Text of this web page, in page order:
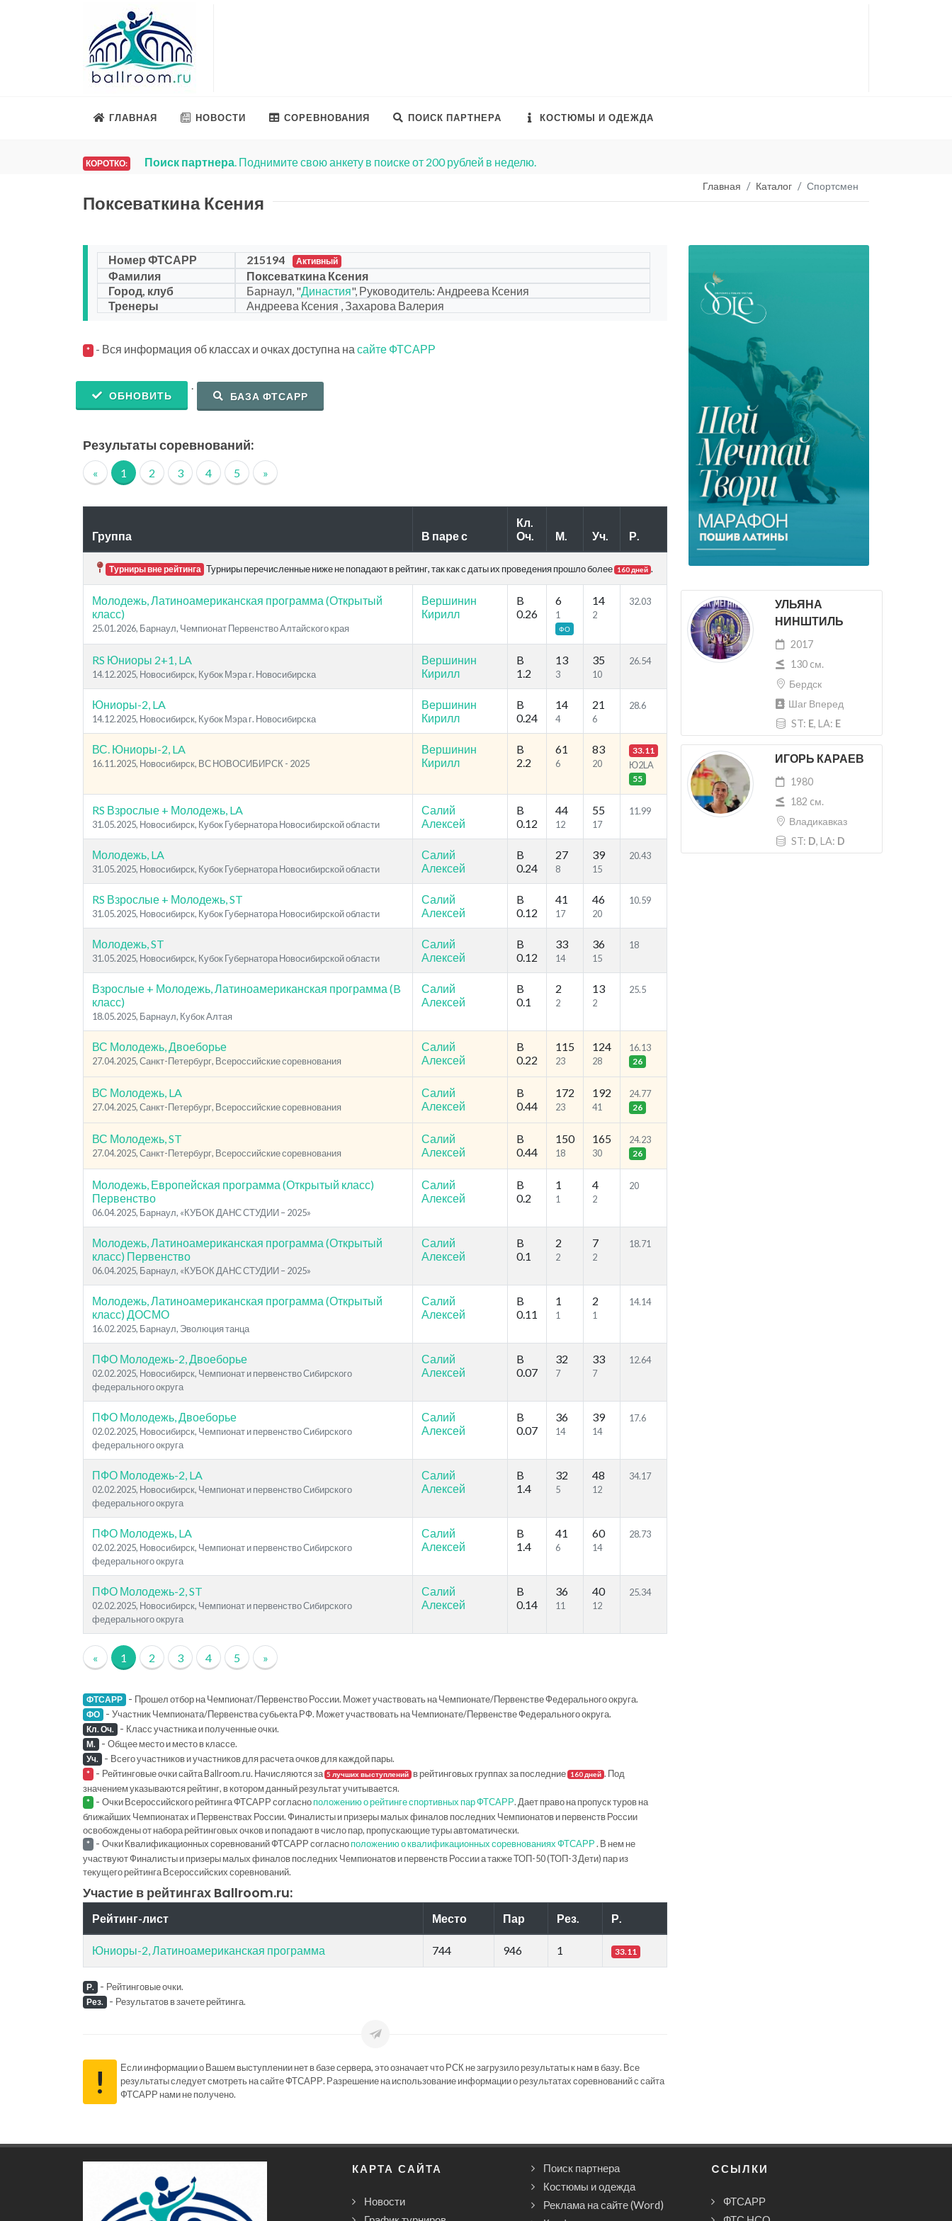
ГЛАВНАЯ НОВОСТИ СОРЕВНОВАНИЯ ПОИСК ПАРТНЕРА КОСТЮМЫ И ОДЕЖДА
КОРОТКО: Поиск партнера. Поднимите свою анкету в поиске от 200 рублей в неделю.
Главная Каталог Спортсмен
Поксеваткина Ксения
УЛЬЯНА
НИНШТИЛЬ
2017
130 cм.
Бердск
Шаг Вперед
ST: E, LA: E
ИГОРЬ КАРАЕВ
1980
182 cм.
Владикавказ
ST: D, LA: D
Номер ФТСАРР 215194 Активный
Фамилия
Поксеваткина Ксения
Город, клуб
Барнаул, "Династия", Руководитель: Андреева Ксения
Тренеры
Андреева Ксения , Захарова Валерия
* - Вся информация об классах и очках доступна на сайте ФТСАРР
ОБНОВИТЬ
.
БАЗА ФТСАРР
Результаты соревнований:
« 1 2 3 4 5 »
Группа В паре с
Кл.
Оч.
М. Уч. Р.
Турниры вне рейтинга Турниры перечисленные ниже не попадают в рейтинг, так как с даты их проведения прошло более 160 дней .
Молодежь, Латиноамериканская программа (Открытый
класс)
25.01.2026, Барнаул, Чемпионат Первенство Алтайского края
Вершинин
Кирилл
B
0.26
6
1
ФО
14
2
32.03
RS Юниоры 2+1, LA
14.12.2025, Новосибирск, Кубок Мэра г. Новосибирска
Вершинин
Кирилл
B
1.2
13
3
35
10
26.54
Юниоры-2, LA
14.12.2025, Новосибирск, Кубок Мэра г. Новосибирска
Вершинин
Кирилл
B
0.24
14
4
21
6
28.6
ВС. Юниоры-2, LA
16.11.2025, Новосибирск, ВС НОВОСИБИРСК - 2025
Вершинин
Кирилл
B
2.2
61
6
83
20
33.11
Ю2LA
55
RS Взрослые + Молодежь, LA
31.05.2025, Новосибирск, Кубок Губернатора Новосибирской области
Салий
Алексей
B
0.12
44
12
55
17
11.99
Молодежь, LA
31.05.2025, Новосибирск, Кубок Губернатора Новосибирской области
Салий
Алексей
B
0.24
27
8
39
15
20.43
RS Взрослые + Молодежь, ST
31.05.2025, Новосибирск, Кубок Губернатора Новосибирской области
Салий
Алексей
B
0.12
41
17
46
20
10.59
Молодежь, ST
31.05.2025, Новосибирск, Кубок Губернатора Новосибирской области
Салий
Алексей
B
0.12
33
14
36
15
18
Взрослые + Молодежь, Латиноамериканская программа (B
класс)
18.05.2025, Барнаул, Кубок Алтая
Салий
Алексей
B
0.1
2
2
13
2
25.5
ВС Молодежь, Двоеборье
27.04.2025, Санкт-Петербург, Всероссийские соревнования
Салий
Алексей
B
0.22
115
23
124
28
16.13
26
ВС Молодежь, LA
27.04.2025, Санкт-Петербург, Всероссийские соревнования
Салий
Алексей
B
0.44
172
23
192
41
24.77
26
ВС Молодежь, ST
27.04.2025, Санкт-Петербург, Всероссийские соревнования
Салий
Алексей
B
0.44
150
18
165
30
24.23
26
Молодежь, Европейская программа (Открытый класс)
Первенство
06.04.2025, Барнаул, «КУБОК ДАНС СТУДИИ – 2025»
Салий
Алексей
B
0.2
1
1
4
2
20
Молодежь, Латиноамериканская программа (Открытый
класс) Первенство
06.04.2025, Барнаул, «КУБОК ДАНС СТУДИИ – 2025»
Салий
Алексей
B
0.1
2
2
7
2
18.71
Молодежь, Латиноамериканская программа (Открытый
класс) ДОСМО
16.02.2025, Барнаул, Эволюция танца
Салий
Алексей
B
0.11
1
1
2
1
14.14
ПФО Молодежь-2, Двоеборье
02.02.2025, Новосибирск, Чемпионат и первенство Сибирского
федерального округа
Салий
Алексей
B
0.07
32
7
33
7
12.64
ПФО Молодежь, Двоеборье
02.02.2025, Новосибирск, Чемпионат и первенство Сибирского
федерального округа
Салий
Алексей
B
0.07
36
14
39
14
17.6
ПФО Молодежь-2, LA
02.02.2025, Новосибирск, Чемпионат и первенство Сибирского
федерального округа
Салий
Алексей
B
1.4
32
5
48
12
34.17
ПФО Молодежь, LA
02.02.2025, Новосибирск, Чемпионат и первенство Сибирского
федерального округа
Салий
Алексей
B
1.4
41
6
60
14
28.73
ПФО Молодежь-2, ST
02.02.2025, Новосибирск, Чемпионат и первенство Сибирского
федерального округа
Салий
Алексей
B
0.14
36
11
40
12
25.34
« 1 2 3 4 5 »
ФТСАРР - Прошел отбор на Чемпионат/Первенство России. Может участвовать на Чемпионате/Первенстве Федерального округа.
ФО - Участник Чемпионата/Первенства субьекта РФ. Может участвовать на Чемпионате/Первенстве Федерального округа.
Кл. Оч. - Класс участника и полученные очки.
М. - Общее место и место в классе.
Уч. - Всего участников и участников для расчета очков для каждой пары.
* - Рейтинговые очки сайта Ballroom.ru. Начисляются за 5 лучших выступлений в рейтинговых группах за последние 160 дней . Под
значением указываются рейтинг, в котором данный результат учитывается.
* - Очки Всероссийского рейтинга ФТСАРР согласноположению о рейтинге спортивных пар ФТСАРР. Дает право на пропуск туров на
ближайших Чемпионатах и Первенствах России. Финалисты и призеры малых финалов последних Чемпионатов и первенств России
освобождены от набора рейтинговых очков и попадают в число пар, пропускающие туры автоматически.
* - Очки Квалификационных соревнований ФТСАРР согласноположению о квалификационных соревнованиях ФТСАРР. В нем не
участвуют Финалисты и призеры малых финалов последних Чемпионатов и первенств России а также ТОП-50 (ТОП-3 Дети) пар из
текущего рейтинга Всероссийских соревнований.
Участие в рейтингах Ballroom.ru:
Рейтинг-лист Место Пар Рез. Р.
Юниоры-2, Латиноамериканская программа 744 946 1 33.11
Р. - Рейтинговые очки.
Рез. - Результатов в зачете рейтинга.
!
Если информации о Вашем выступлении нет в базе сервера, это означает что РСК не загрузило результаты к нам в базу. Все
результаты следует смотреть на сайте ФТСАРР. Разрешение на использование информации о результатах соревнований с сайта
ФТСАРР нами не получено.
КАРТА САЙТА
Новости
Поиск партнера
Костюмы и одежда
Реклама на сайте (Word)
CСЫЛКИ
ФТСАРР